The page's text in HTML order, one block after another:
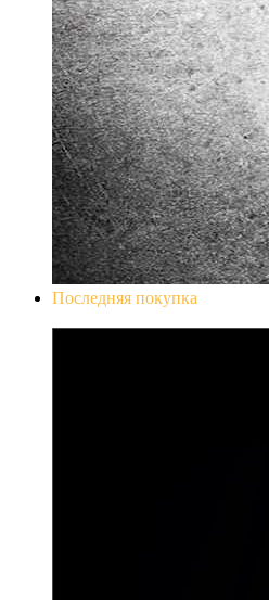
Последняя покупка